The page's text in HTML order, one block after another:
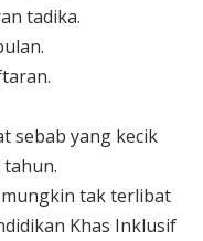
tadika.
sebab yang kecik
tak terlibat
Khas Inklusif